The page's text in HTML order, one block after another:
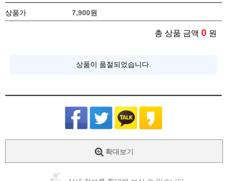
상품가 7,900원
총 상품 금액 0 원
상품이 품절되었습니다.
확대보기